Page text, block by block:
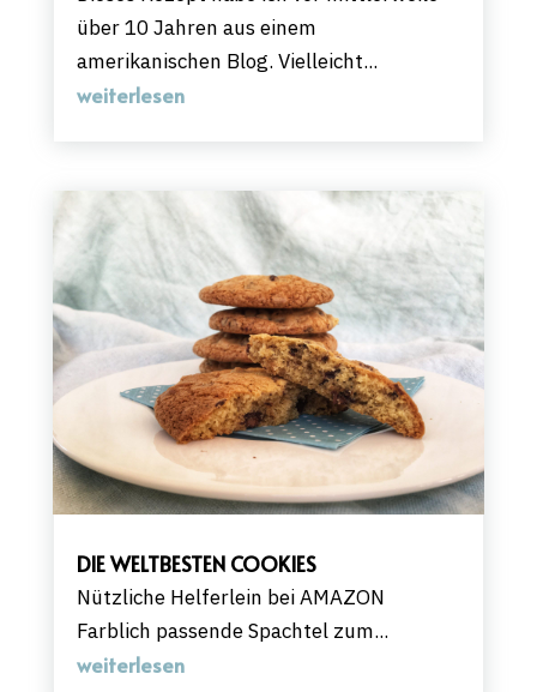
über 10 Jahren aus einem
amerikanischen Blog. Vielleicht...
weiterlesen
DIE WELTBESTEN COOKIES
Nützliche Helferlein bei AMAZON
Farblich passende Spachtel zum...
weiterlesen